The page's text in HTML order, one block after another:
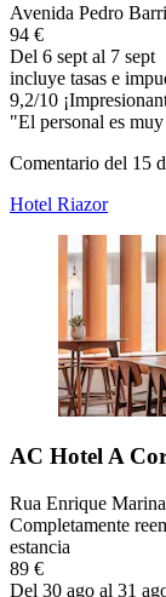
Avenida Pedro
94 €
Del 6 sept al 7 sept
incluye tasas e
9,2/10
"El personal es
Comentario del 15
Hotel Riazor
AC Hotel A
Rua Enrique
Completamente
estancia
89 €
Del 30 ago al 31